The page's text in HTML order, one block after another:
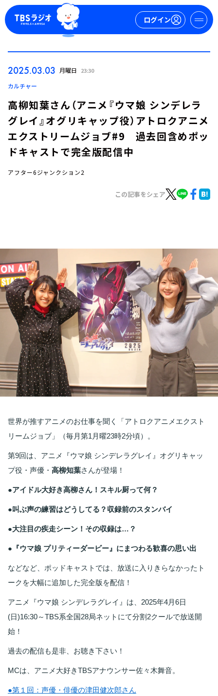
ログイン
今日の番組表
YouTube
会社情報
2025.03.03 月曜日 23:30
カルチャー
高柳知葉さん（アニメ『ウマ娘 シンデレラ
グレイ』オグリキャップ役）アトロクアニメ
エクストリームジョブ#9 過去回含めポッ
ドキャストで完全版配信中
アフター6ジャンクション2
この記事をシェア
世界が推すアニメのお仕事を聞く「アトロクアニメエクスト
リームジョブ」（毎月第1月曜23時2分頃）。
第9回は、アニメ『ウマ娘 シンデレラグレイ』オグリキャッ
プ役・声優・ 高柳知葉さんが登場！
●アイドル大好き高柳さん！スキル厨って何？
●叫ぶ声の練習はどうしてる？収録前のスタンバイ
●大注目の疾走シーン！その収録は…？
●『ウマ娘 プリティーダービー』にまつわる歓喜の思い出
などなど、ポッドキャストでは、放送に入りきらなかったト
ークを大幅に追加した完全版を配信！
アニメ『ウマ娘 シンデレラグレイ』は、2025年4月6日
(日)16:30～TBS系全国28局ネットにて分割2クールで放送開
始！
過去の配信も是非、お聴き下さい！
MCは、アニメ大好きTBSアナウンサー佐々木舞音。
●第１回：声優・俳優の津田健次郎さん